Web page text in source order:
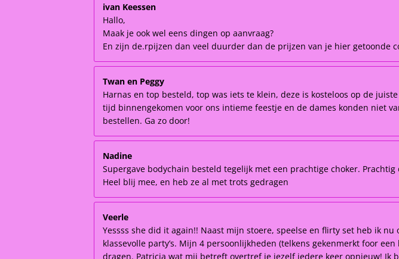
ivan Keessen
Hallo,
Maak je ook wel eens dingen op aanvraag?
En zijn de.rpijzen dan veel duurder dan de prijzen van je hier getoonde
Twan en Peggy
Harnas en top besteld, top was iets te klein, deze is kosteloos op de
tijd binnengekomen voor ons intieme feestje en de dames konden niet
bestellen. Ga zo door!
Nadine
Supergave bodychain besteld tegelijk met een prachtige choker. Prachtig
Heel blij mee, en heb ze al met trots gedragen
Veerle
Yessss she did it again!! Naast mijn stoere, speelse en flirty set heb ik
klassevolle party’s. Mijn 4 persoonlijkheden (telkens gekenmerkt foor
dragen. Patricia wat mij betreft overtref je jezelf iedere keer opnieuw! Ik